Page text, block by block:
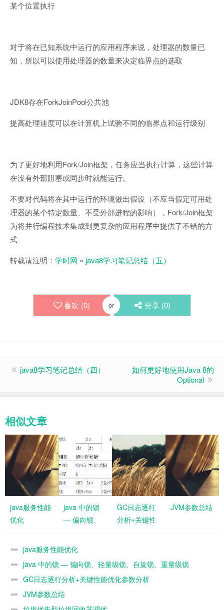
某个位置执行
对于将在已知系统中运行的应用程序来说，处理器的数量已
知，所以可以使用处理器的数量来决定临界点的选取
JDK8存在ForkJoinPool公共池
提高处理速度可以在计算机上试验不同的临界点和运行级别
为了更好地利用Fork/Join框架，任务应当执行计算，这些计算
在没有外部阻塞或同步时就能运行。
不要对代码将在其中运行的环境做出假设（不应当假定可用处
理器的某个特定数量、不受外部进程的影响）， Fork/Join框架
为将并行编程技术集成到更复杂的应用程序中提供了不错的方
式
转载请注明： 学时网 » java8学习笔记总结（五）
喜欢 (0) or 分享 (0)
java8学习笔记总结（四）
如何更好地使用Java 8的
Optional
相似文章
java服务性能
优化
java 中的锁
— 偏向锁、
旋锁、重量级
GC日志逐行
分析+关键性
JVM参数总结
java服务性能优化
java 中的锁 — 偏向锁、轻量级锁、自旋锁、重量级锁
GC日志逐行分析+关键性能优化参数分析
JVM参数总结